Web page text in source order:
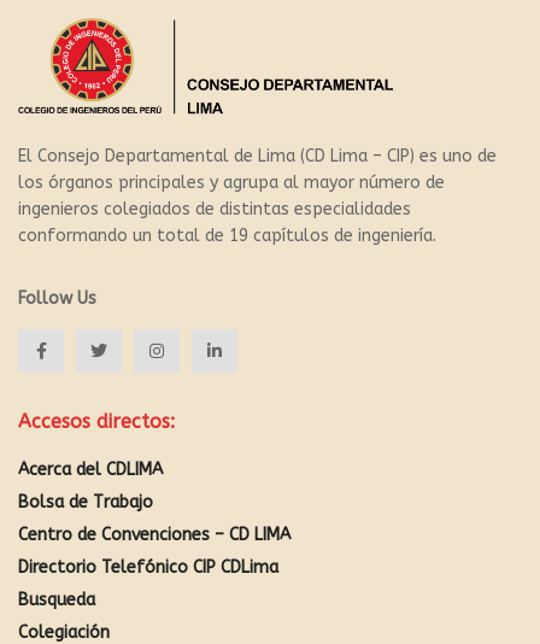
El Consejo Departamental de Lima (CD Lima – CIP) es uno de
los órganos principales y agrupa al mayor número de
ingenieros colegiados de distintas especialidades
conformando un total de 19 capítulos de ingeniería.
Follow Us
Accesos directos:
Acerca del CDLIMA
Bolsa de Trabajo
Centro de Convenciones – CD LIMA
Directorio Telefónico CIP CDLima
Busqueda
Colegiación